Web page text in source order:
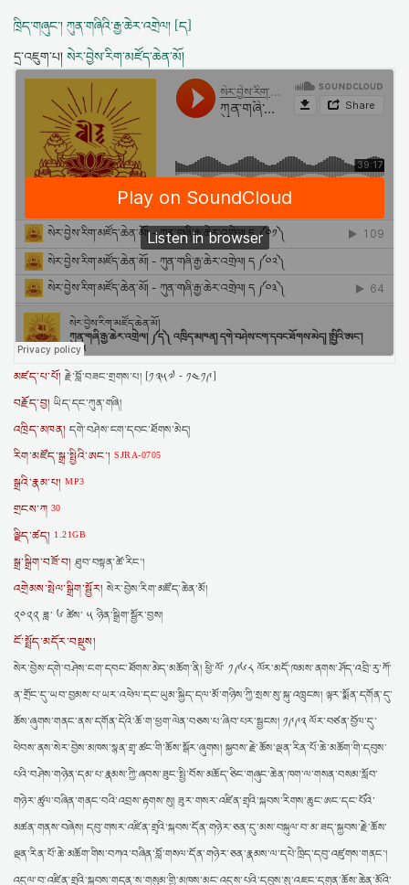
ཁྲིད་གཞུང་། ཀུན་གཞིའི་རྒྱ་ཆེར་འགྲེལ། [ད]
དྲ་འཇུག་པ། སེར་བྱེས་རིག་མཛོད་ཆེན་མོ།
མཛད་པ་པོ། རྗེ་བློ་བཟང་གྲགས་པ། [༡༣༥༧ - ༡༤༡༩]
བརྗོད་བྱ།ཡིད་དང་ཀུན་གཞི།
འཁྲིད་མཁན།དགེ་བཤེས་ངག་དབང་ཐོགས་མེད།
རིག་མཛོད་སྒྲ་སྤྱིའི་ཨང་།SJRA-0705
སྒྲའི་རྣམ་པ།MP3
གྲངས་ཀ 30
ལྗིད་ཚད། 1.21GB
སྒྲ་སྒྲིག་བཟོ་བ།ཐུབ་བསྟན་ཚེ་རིང་།
འགྲེམས་སྤེལ་སྒྲིག་སྦྱོར།སེར་བྱེས་རིག་མཛོད་ཆེན་མོ།
༢༠༢༢ ཟླ་ ༦ ཚེས་ ༥ ཉིན་སྒྲིག་སྦྱོར་བྱས།
ངོ་སྤྲོད་མདོར་བསྡུས།
སེར་བྱེས་དགེ་བཤེས་ངག་དབང་ཐོགས་མེད་མཆོག་ནི། ཕྱི་ལོ་ ༡༩༦༨ ལོར་མདོ་ཁམས་ནགས་ཤོད་འབྲི་རུ་ཀོ་
ན་གྲོང་དུ་ཡབ་བྱམས་པ་ཡར་འཕེལ་དང་ཡུམ་སྐྱིད་དལ་མོ་གཉིས་ཀྱི་སྲས་སུ་སྐུ་འཁྲུངས། ལྟར་སྨོན་དགོན་དུ་
ཆོས་ཞུགས་གནང་ནས་དགོན་དེའི་ཆོ་ག་ཕྱག་ལེན་བཅས་པ་ཞིབ་པར་སྦྱངས། ༡༩༩༣ ལོར་བཙན་བྱོལ་དུ་
ཕེབས་ནས་སེར་བྱེས་མཁས་སྙན་གྲྭ་ཚང་གི་ཆོས་སྒོར་ཞུགས། སྐྱབས་རྗེ་ཆོས་ལྡན་རིན་པོ་ཆེ་མཆོག་གི་དབུས་
པའི་བཤེས་གཉེན་དམ་པ་རྣམས་ཀྱི་ཞབས་ཟུང་སྤྱི་བོས་མཆོད་ཅིང་གཞུང་ཆེན་ཁག་ལ་གསན་བསམ་སློབ་
གཉེར་ཚུལ་བཞིན་གནང་བའི་འབྲས་རྟགས་སུ། ཟུར་གསར་འཛིན་གྲྭའི་སྐབས་རིགས་ཆུང་ཨང་དང་པོའི་
མཚན་གནས་བཞེས། དབུ་གསར་འཛིན་གྲྭའི་སྐབས་དོན་གཉེར་ཅན་དུ་མས་བསྐུལ་བ་མ་ཟད་སྐྱབས་རྗེ་ཆོས་
ལྡན་རིན་པོ་ཆེ་མཆོག་གིས་བཀའ་བཞིན་བློ་གསལ་དོན་གཉེར་ཅན་རྣམས་ལ་དཔེ་ཁྲིད་དབུ་འཛུགས་གནང་།
འདུལ་བ་འཛིན་གྲྭའི་སྐབས་གདན་ས་གསུམ་གྱི་མཁས་མང་འདུས་པའི་དབུས་སུ་འཇང་དགུན་ཆོས་ཆེན་མོའི་